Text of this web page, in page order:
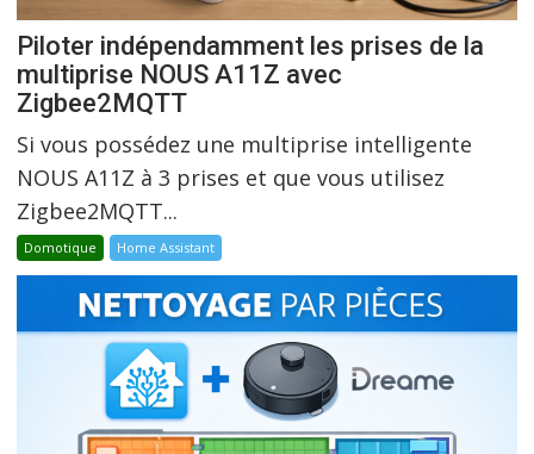
Piloter indépendamment les prises de la
multiprise NOUS A11Z avec
Zigbee2MQTT
Si vous possédez une multiprise intelligente
NOUS A11Z à 3 prises et que vous utilisez
Zigbee2MQTT...
Domotique Home Assistant